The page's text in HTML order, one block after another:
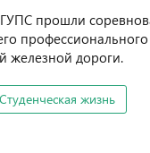
прошли
железной дороги.
Студенческая жизнь